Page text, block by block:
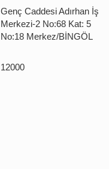
Genç Caddesi Adırhan İş
Merkezi-2 No:68 Kat: 5
No:18 Merkez/BİNGÖL
12000